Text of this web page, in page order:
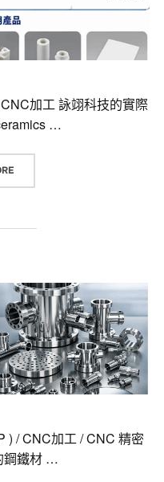
加工 詠翊科技的實際
…
“精密陶瓷 × PEEK × 研磨拋光 ×
) / CNC加工 / CNC 精密
鋼鐵材 …